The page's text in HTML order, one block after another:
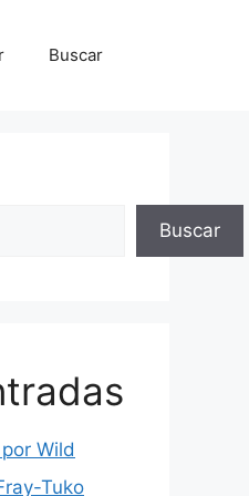
Buscar
Buscar
Wild
Tuko